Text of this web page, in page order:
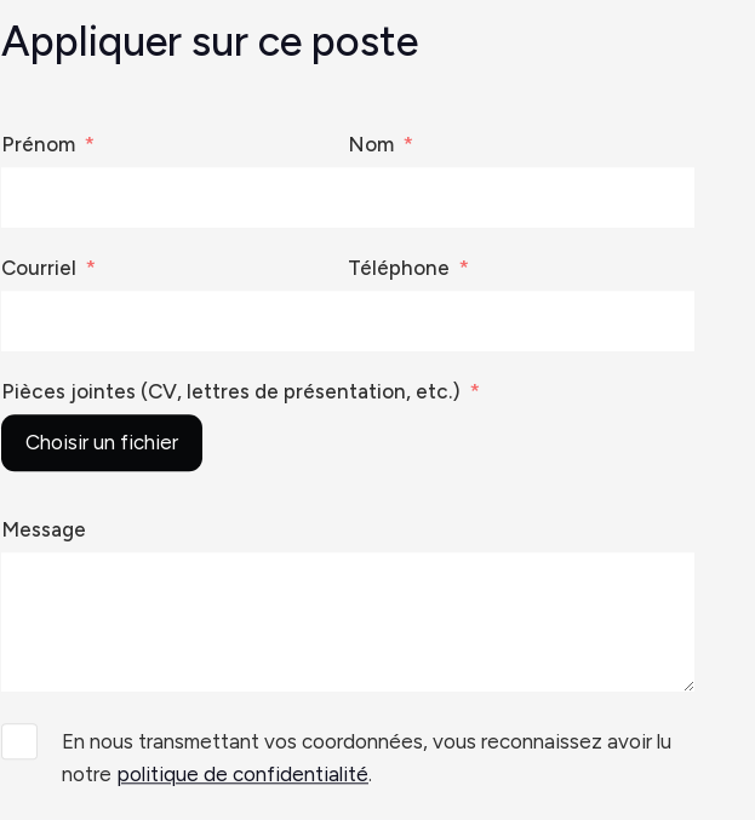
Tous nos services
Appliquer sur ce poste
Prénom Nom
Courriel Téléphone
Pièces jointes (CV, lettres de présentation, etc.)
Choisir un fichier
Message
En nous transmettant vos coordonnées, vous reconnaissez avoir lu
notre politique de confidentialité.